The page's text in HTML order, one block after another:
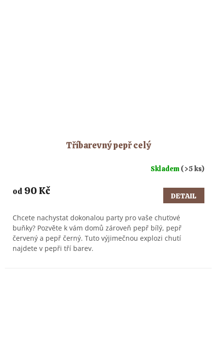
Tříbarevný pepř celý
Skladem (>5 ks)
od 90 Kč DETAIL
Chcete nachystat dokonalou party pro vaše chuťové
buňky? Pozvěte k vám domů zároveň pepř bílý, pepř
červený a pepř černý. Tuto výjimečnou explozi chutí
najdete v pepři tří barev.